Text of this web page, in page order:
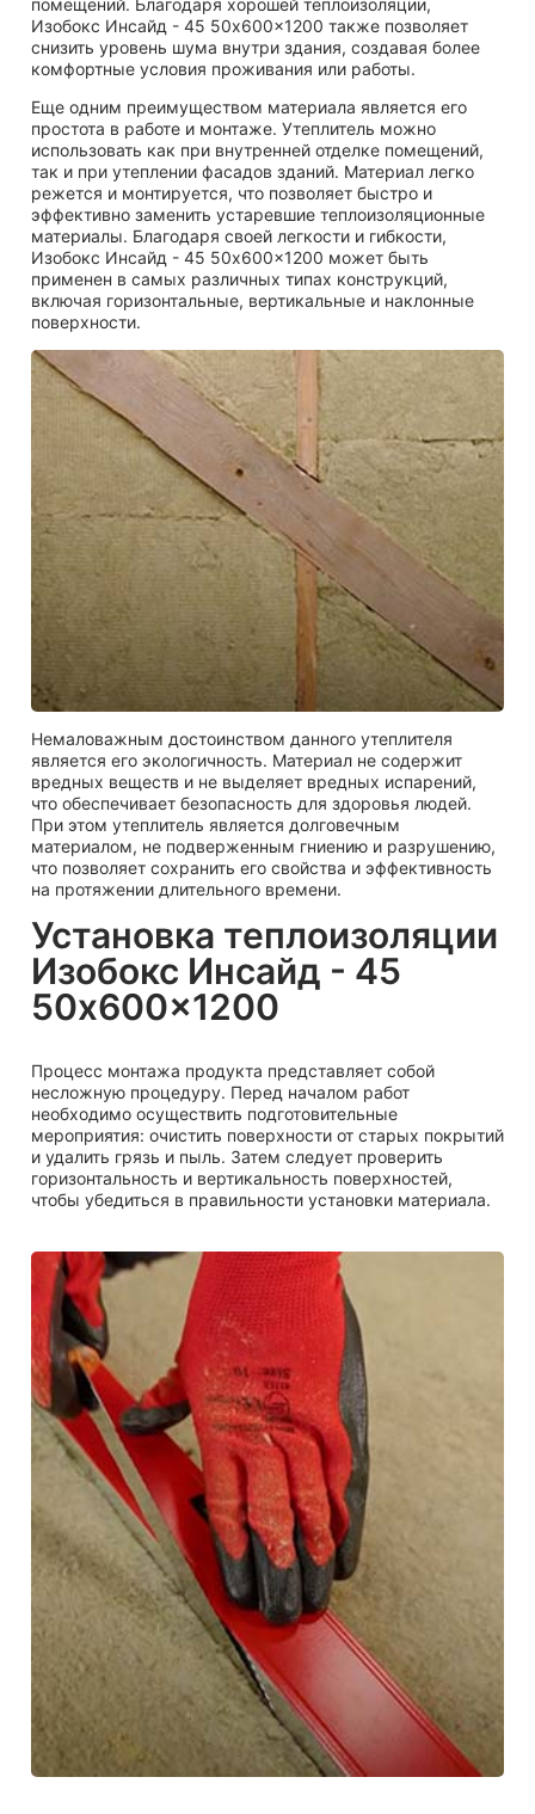
помещений. Благодаря хорошей теплоизоляции,
Изобокс Инсайд - 45 50x600x1200 также позволяет
снизить уровень шума внутри здания, создавая более
комфортные условия проживания или работы.
Еще одним преимуществом материала является его
простота в работе и монтаже. Утеплитель можно
использовать как при внутренней отделке помещений,
так и при утеплении фасадов зданий. Материал легко
режется и монтируется, что позволяет быстро и
эффективно заменить устаревшие теплоизоляционные
материалы. Благодаря своей легкости и гибкости,
Изобокс Инсайд - 45 50x600x1200 может быть
применен в самых различных типах конструкций,
включая горизонтальные, вертикальные и наклонные
поверхности.
Немаловажным достоинством данного утеплителя
является его экологичность. Материал не содержит
вредных веществ и не выделяет вредных испарений,
что обеспечивает безопасность для здоровья людей.
При этом утеплитель является долговечным
материалом, не подверженным гниению и разрушению,
что позволяет сохранить его свойства и эффективность
на протяжении длительного времени.
Установка теплоизоляции
Изобокс Инсайд - 45
50x600x1200
Процесс монтажа продукта представляет собой
несложную процедуру. Перед началом работ
необходимо осуществить подготовительные
мероприятия: очистить поверхности от старых покрытий
и удалить грязь и пыль. Затем следует проверить
горизонтальность и вертикальность поверхностей,
чтобы убедиться в правильности установки материала.